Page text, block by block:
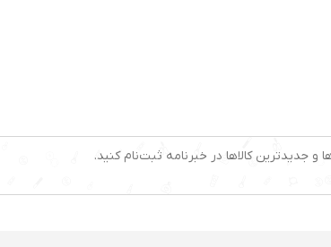
جدیدترین کالاها در خبرنامه ثبت‌نام کنید.